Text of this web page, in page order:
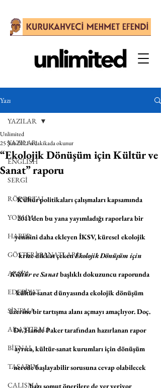
Yazı
YAZILAR
ENGLISH
SERGİ
RÖPORTAJ
YORUM
HABER
GÖSTERİ SANATLARI
ARŞİV
EDEBİYAT
SİNEMA
ARAŞTIRMA
BİENAL
TASARIM
ÇALIŞMA
YAZILAR
“Ekolojik Dönüşüm için Kültür ve
Sanat” raporu
Unlimited
25 Şub 20214 dakikada okunur
Kültür politikaları çalışmaları kapsamında
2011’den bu yana yayımladığı raporlara bir
yenisini daha ekleyen İKSV, küresel ekolojik
krize dikkat çeken Ekolojik Dönüşüm için
Kültür ve Sanat başlıklı dokuzuncu raporunda
kültür-sanat dünyasında ekolojik dönüşüm
üzerine bir tartışma alanı açmayı amaçlıyor. Doç.
Dr. Hande Paker tarafından hazırlanan rapor
ayrıca, kültür-sanat kurumları için dönüşüm
nerede başlayabilir sorusuna cevap olabilecek
bazı somut önerilere de yer veriyor